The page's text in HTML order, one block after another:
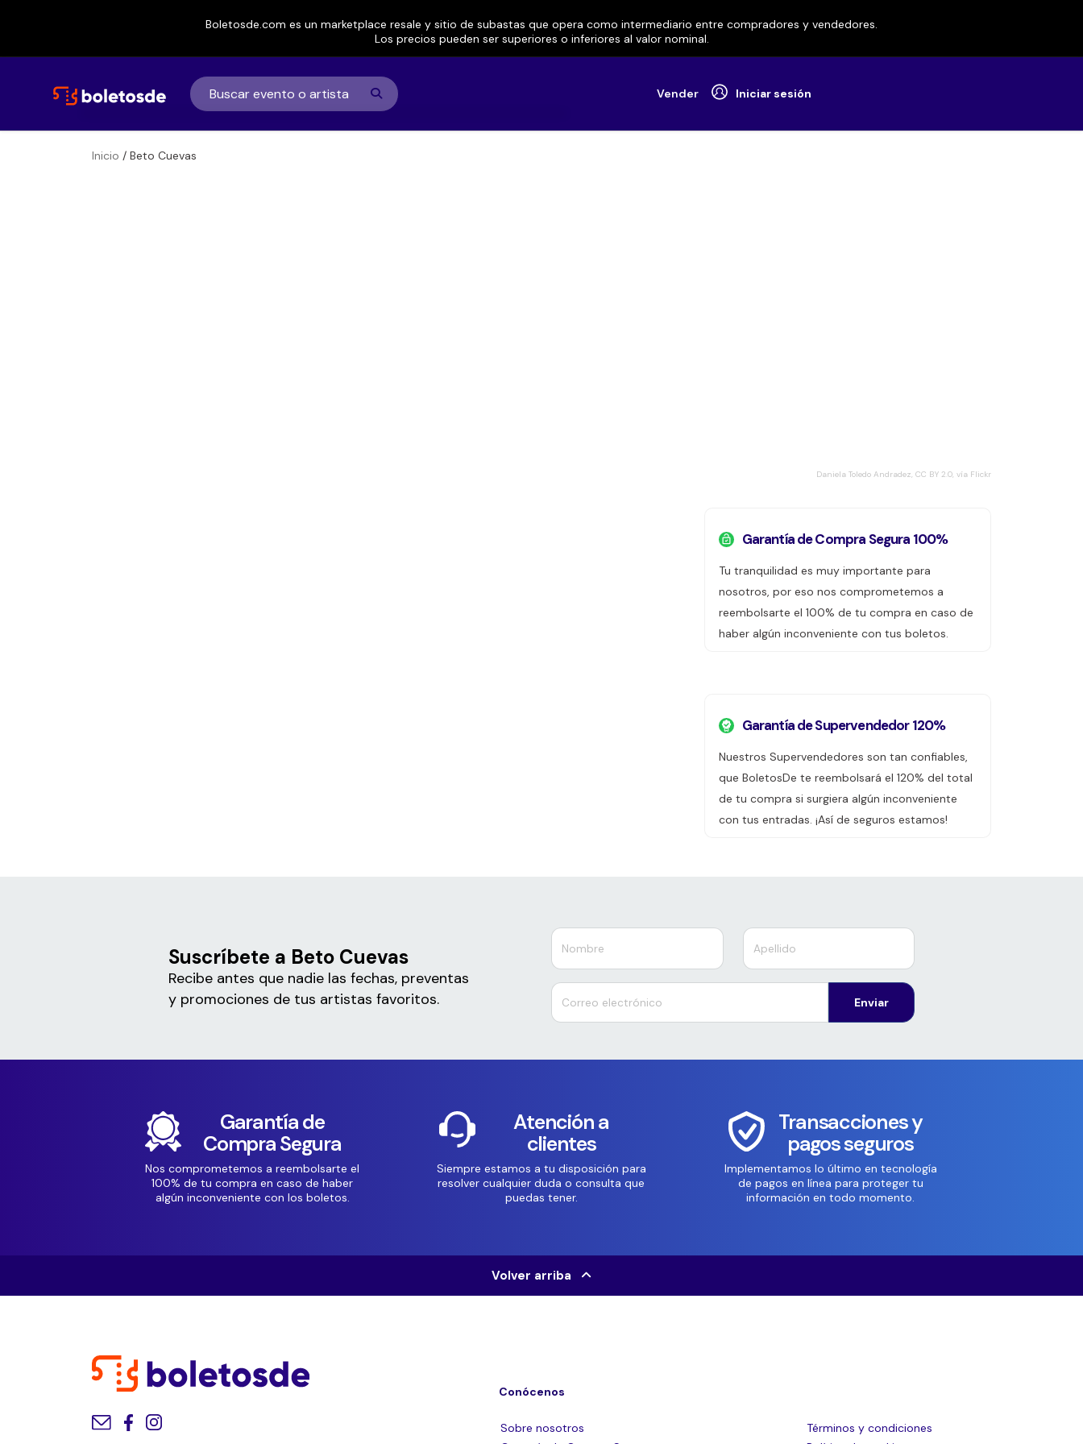
Boletosde.com es un marketplace resale y sitio de subastas que opera como intermediario entre compradores y vendedores.
Los precios pueden ser superiores o inferiores al valor nominal.
Vender Iniciar sesión
Inicio / Beto Cuevas
Daniela Toledo Andradez, CC BY 2.0, vía Flickr
Garantía de Compra Segura 100%
Tu tranquilidad es muy importante para
nosotros, por eso nos comprometemos a
reembolsarte el 100% de tu compra en caso de
haber algún inconveniente con tus boletos.
Garantía de Supervendedor 120%
Nuestros Supervendedores son tan confiables,
que BoletosDe te reembolsará el 120% del total
de tu compra si surgiera algún inconveniente
con tus entradas. ¡Así de seguros estamos!
Suscríbete a Beto Cuevas
Recibe antes que nadie las fechas, preventas
y promociones de tus artistas favoritos.
Enviar
Garantía de
Compra Segura
Nos comprometemos a reembolsarte el
100% de tu compra en caso de haber
algún inconveniente con los boletos.
Atención a
clientes
Siempre estamos a tu disposición para
resolver cualquier duda o consulta que
puedas tener.
Transacciones y
pagos seguros
Implementamos lo último en tecnología
de pagos en línea para proteger tu
información en todo momento.
Volver arriba
Conócenos
Sobre nosotros
Términos y condiciones